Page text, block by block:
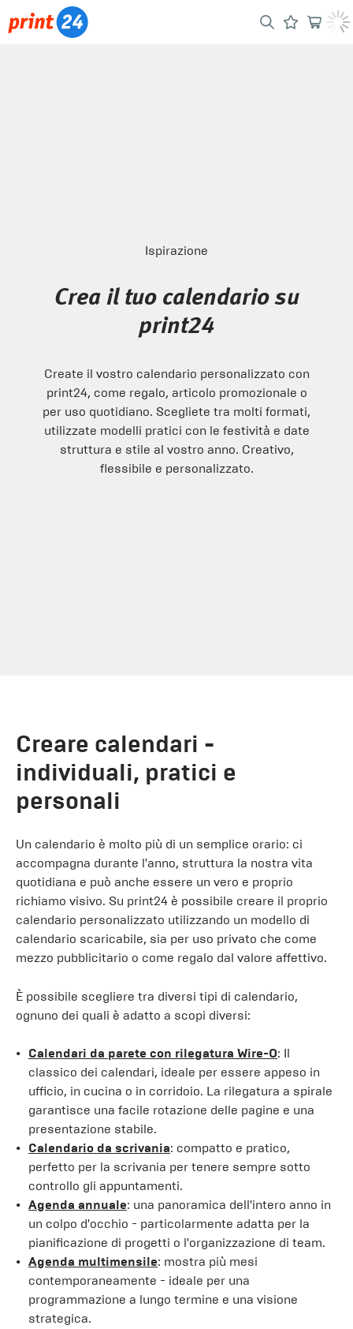
Ispirazione
Crea il tuo calendario su
print24
Create il vostro calendario personalizzato con
print24, come regalo, articolo promozionale o
per uso quotidiano. Scegliete tra molti formati,
utilizzate modelli pratici con le festività e date
struttura e stile al vostro anno. Creativo,
flessibile e personalizzato.
Creare calendari -
individuali, pratici e
personali
Un calendario è molto più di un semplice orario: ci
accompagna durante l'anno, struttura la nostra vita
quotidiana e può anche essere un vero e proprio
richiamo visivo. Su print24 è possibile creare il proprio
calendario personalizzato utilizzando un modello di
calendario scaricabile, sia per uso privato che come
mezzo pubblicitario o come regalo dal valore affettivo.
È possibile scegliere tra diversi tipi di calendario,
ognuno dei quali è adatto a scopi diversi:
Calendari da parete con rilegatura Wire-O: Il
classico dei calendari, ideale per essere appeso in
ufficio, in cucina o in corridoio. La rilegatura a spirale
garantisce una facile rotazione delle pagine e una
presentazione stabile.
Calendario da scrivania: compatto e pratico,
perfetto per la scrivania per tenere sempre sotto
controllo gli appuntamenti.
Agenda annuale: una panoramica dell'intero anno in
un colpo d'occhio - particolarmente adatta per la
pianificazione di progetti o l'organizzazione di team.
Agenda multimensile: mostra più mesi
contemporaneamente - ideale per una
programmazione a lungo termine e una visione
strategica.